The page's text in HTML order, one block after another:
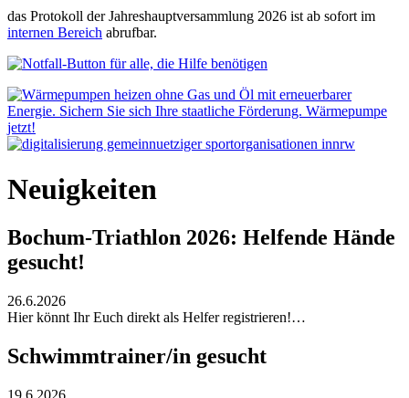
das Protokoll der Jahreshauptversammlung 2026 ist ab sofort im
internen Bereich abrufbar.
Neuigkeiten
Bochum-Triathlon 2026: Helfende Hände
gesucht!
26.6.2026
Hier könnt Ihr Euch direkt als Helfer registrieren!…
Schwimmtrainer/in gesucht
19.6.2026